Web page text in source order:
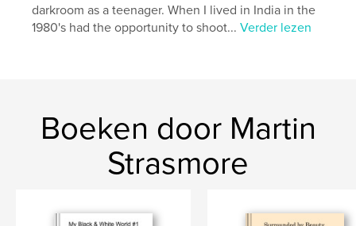
darkroom as a teenager. When I lived in India in the
1980's had the opportunity to shoot...Verder lezen
Boeken door Martin
Strasmore